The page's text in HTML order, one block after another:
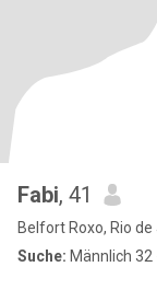
Fabi, 41
Belfort Roxo, Rio
Suche: Männlich 32